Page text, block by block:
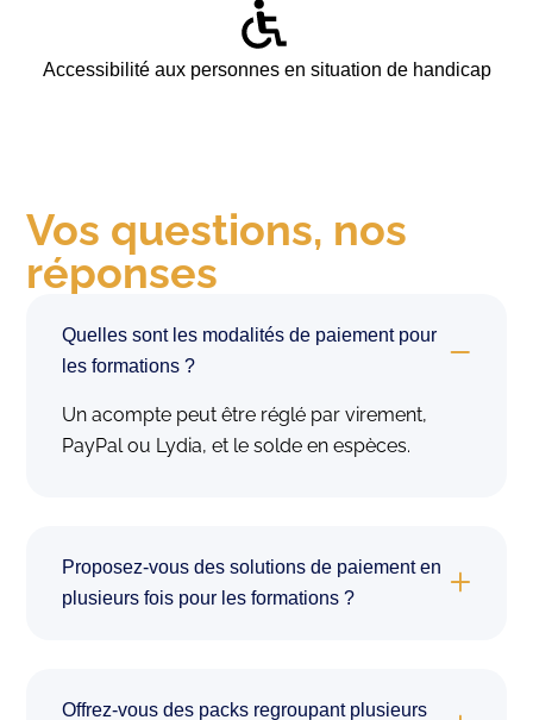
Accessibilité aux personnes en situation de handicap
Vos questions, nos
réponses
Quelles sont les modalités de paiement pour
les formations ?
Un acompte peut être réglé par virement,
PayPal ou Lydia, et le solde en espèces.
Proposez-vous des solutions de paiement en
plusieurs fois pour les formations ?
Offrez-vous des packs regroupant plusieurs